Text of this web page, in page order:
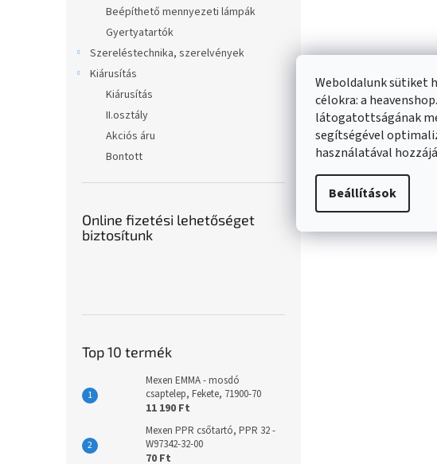
Weboldalunk sütiket
célokra: a
látogatottságának
segítségével
használatával
Beállítások
Beépíthető mennyezeti lámpák
Gyertyatartók
Szereléstechnika, szerelvények
Kiárusítás
Kiárusítás
II.osztály
Akciós áru
Bontott
Online fizetési lehetőséget
biztosítunk
Top 10 termék
Mexen EMMA - mosdó
csaptelep, Fekete, 71900-70
11 190 Ft
Mexen PPR csőtartó, PPR 32 -
W97342-32-00
70 Ft